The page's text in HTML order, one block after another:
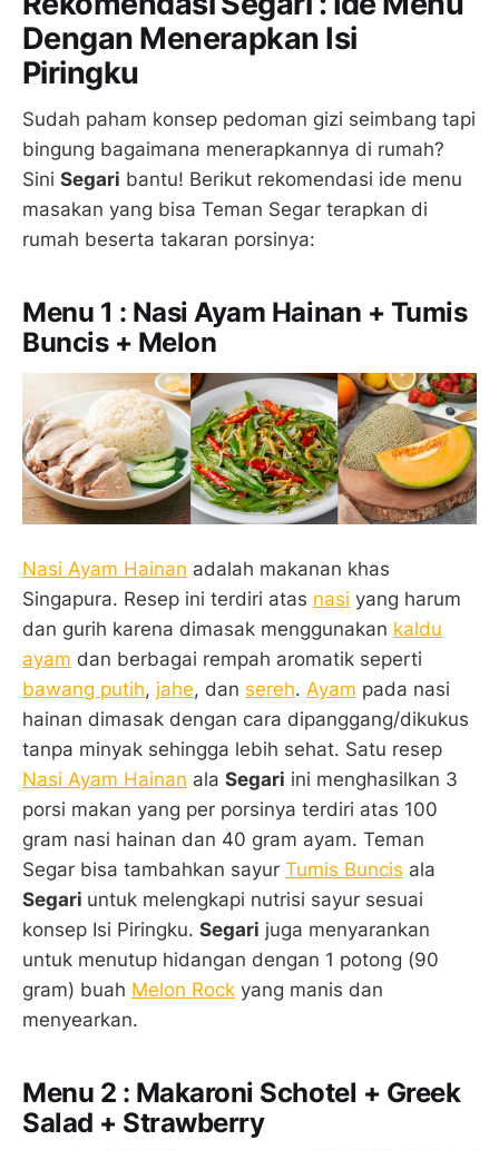
Dengan Menerapkan Isi
Piringku
Sudah paham konsep pedoman gizi seimbang tapi
bingung bagaimana menerapkannya di rumah?
Sini Segari bantu! Berikut rekomendasi ide menu
masakan yang bisa Teman Segar terapkan di
rumah beserta takaran porsinya:
Menu 1 : Nasi Ayam Hainan + Tumis
Buncis + Melon
Nasi Ayam Hainan adalah makanan khas
Singapura. Resep ini terdiri atas nasi yang harum
dan gurih karena dimasak menggunakan kaldu
ayam dan berbagai rempah aromatik seperti
bawang putih, jahe, dan sereh. Ayam pada nasi
hainan dimasak dengan cara dipanggang/dikukus
tanpa minyak sehingga lebih sehat. Satu resep
Nasi Ayam Hainan ala Segari ini menghasilkan 3
porsi makan yang per porsinya terdiri atas 100
gram nasi hainan dan 40 gram ayam. Teman
Segar bisa tambahkan sayur Tumis Buncis ala
Segari untuk melengkapi nutrisi sayur sesuai
konsep Isi Piringku. Segari juga menyarankan
untuk menutup hidangan dengan 1 potong (90
gram) buah Melon Rock yang manis dan
menyearkan.
Menu 2 : Makaroni Schotel + Greek
Salad + Strawberry